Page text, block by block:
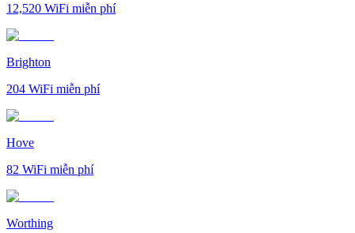
12,520 WiFi miễn phí
Brighton
204 WiFi miễn phí
Hove
82 WiFi miễn phí
Worthing